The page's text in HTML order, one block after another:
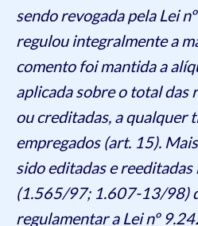
sendo revogada pela Lei
regulou integralmente a
comento foi mantida a
aplicada sobre o total das
ou creditadas, a qualquer
empregados (art. 15).
sido editadas e
(1.565/97; 1.607-13/98)
regulamentar a Lei nº